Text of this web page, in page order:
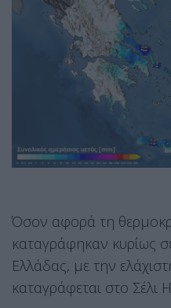
Όσον αφορά τη
καταγράφηκαν κυρίως
Ελλάδας, με την
καταγράφεται στο Σέλι